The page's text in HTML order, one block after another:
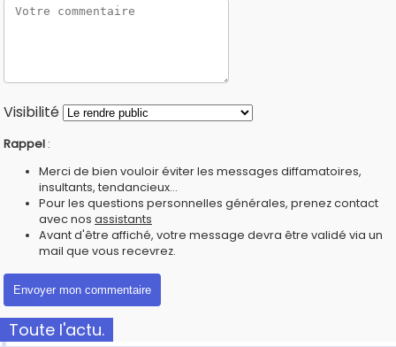
Visibilité
Rappel :
Merci de bien vouloir éviter les messages diffamatoires,
insultants, tendancieux...
Pour les questions personnelles générales, prenez contact
avec nos assistants
Avant d'être affiché, votre message devra être validé via un
mail que vous recevrez.
Toute l'actu.